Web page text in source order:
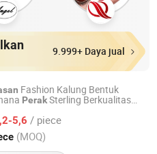
9.999+ Daya jual
Fashion Kalung Bentuk
PerakSterling Berkualitas
5,6 / piece
(MOQ)
Harga mulai 2020